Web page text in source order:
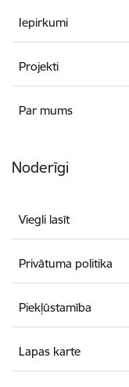
Iepirkumi
Projekti
Par mums
Noderīgi
Viegli lasīt
Privātuma politika
Piekļūstamība
Lapas karte